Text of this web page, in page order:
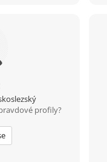
profily?